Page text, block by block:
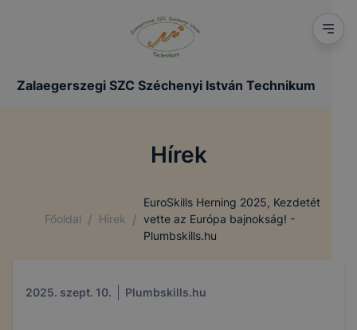
Zalaegerszegi SZC Széchenyi István Technikum
Hírek
Főoldal / Hírek /
EuroSkills Herning 2025, Kezdetét
vette az Európa bajnokság! -
Plumbskills.hu
2025. szept. 10. Plumbskills.hu